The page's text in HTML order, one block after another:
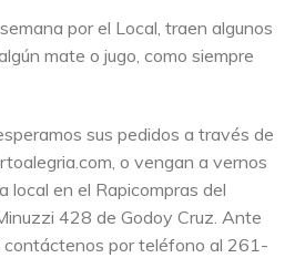
por el Local, traen algunos
mate o jugo, como siempre
sus pedidos a través de
o vengan a vernos
local en el Rapicompras del
428 de Godoy Cruz. Ante
contáctenos por teléfono al 261-